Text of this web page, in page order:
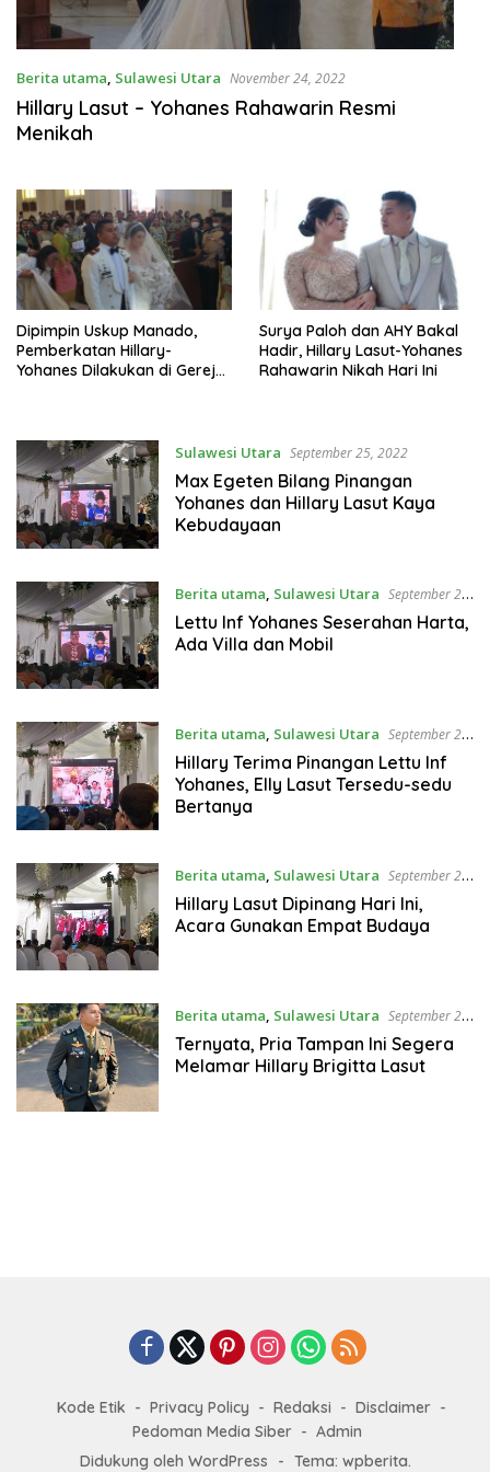
Berita utama, Sulawesi Utara November 24, 2022
Hillary Lasut – Yohanes Rahawarin Resmi
Menikah
Dipimpin Uskup Manado,
Pemberkatan Hillary-
Yohanes Dilakukan di Gereja
Surya Paloh dan AHY Bakal
Hadir, Hillary Lasut-Yohanes
Rahawarin Nikah Hari Ini
Sulawesi Utara September 25, 2022
Max Egeten Bilang Pinangan
Yohanes dan Hillary Lasut Kaya
Kebudayaan
Berita utama, Sulawesi Utara September 23,
2022
Lettu Inf Yohanes Seserahan Harta,
Ada Villa dan Mobil
Berita utama, Sulawesi Utara September 23,
2022
Hillary Terima Pinangan Lettu Inf
Yohanes, Elly Lasut Tersedu-sedu
Bertanya
Berita utama, Sulawesi Utara September 23,
2022
Hillary Lasut Dipinang Hari Ini,
Acara Gunakan Empat Budaya
Berita utama, Sulawesi Utara September 20,
2022
Ternyata, Pria Tampan Ini Segera
Melamar Hillary Brigitta Lasut
Kode Etik Privacy Policy Redaksi
Disclaimer
Pedoman Media Siber
Admin
Didukung oleh WordPress
- Tema: wpberita.